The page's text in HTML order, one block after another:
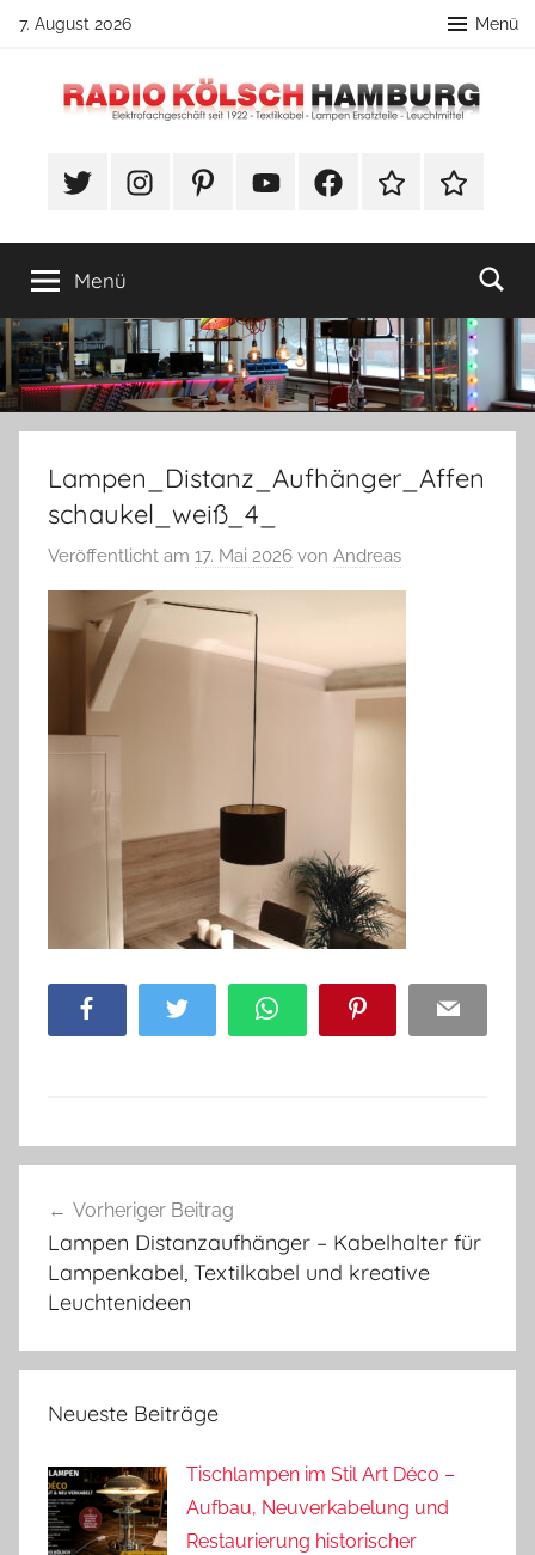
Zum
springen
7. August 2026 Menü
Radio
Hamburg
Lampenbau
#TwitterInstagramPinterestYouTubeFacebookTikTok Webshop
Menü
Lampen_Distanz_Aufhänger_Affen
schaukel_weiß_4_
Veröffentlicht am 17. Mai 2026 von Andreas
Facebook Twitter WhatsApp Pinterest Email
Vorheriger Beitrag
Lampen Distanzaufhänger – Kabelhalter für
Lampenkabel, Textilkabel und kreative
Leuchtenideen
Neueste Beiträge
Tischlampen im Stil Art Déco –
Aufbau, Neuverkabelung und
Restaurierung historischer